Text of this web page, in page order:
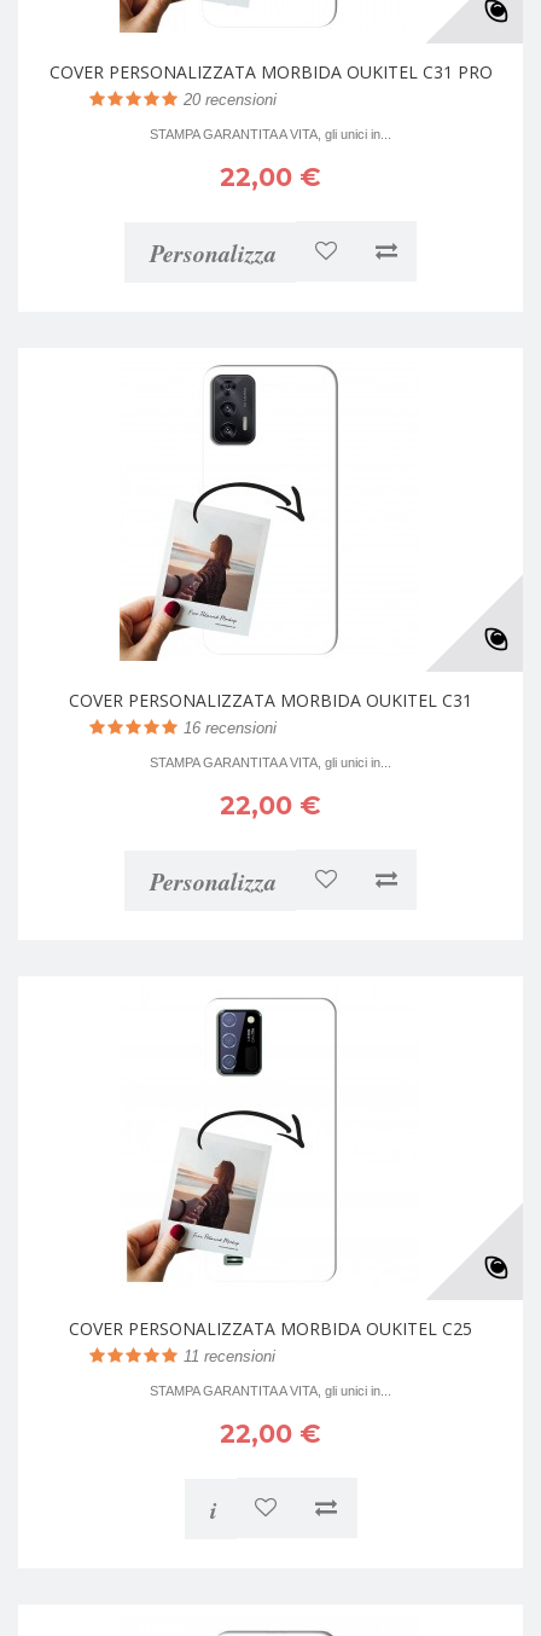
COVER PERSONALIZZATA MORBIDA OUKITEL C31 PRO
20 recensioni
STAMPA GARANTITA A VITA, gli unici in...
22,00 €
Personalizza
COVER PERSONALIZZATA MORBIDA OUKITEL C31
16 recensioni
STAMPA GARANTITA A VITA, gli unici in...
22,00 €
Personalizza
COVER PERSONALIZZATA MORBIDA OUKITEL C25
11 recensioni
STAMPA GARANTITA A VITA, gli unici in...
22,00 €
i